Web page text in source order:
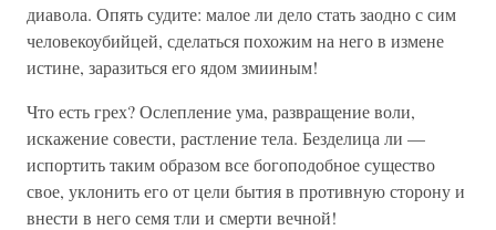
диавола. Опять судите: малое ли дело стать заодно с сим
человекоубийцей, сделаться похожим на него в измене
истине, заразиться его ядом змииным!
Что есть грех? Ослепление ума, развращение воли,
искажение совести, растление тела. Безделица ли —
испортить таким образом все богоподобное существо
свое, уклонить его от цели бытия в противную сторону и
внести в него семя тли и смерти вечной!